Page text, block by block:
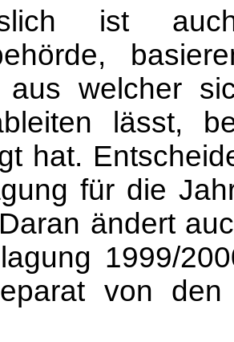
ist
aus welcher
lässt,
hat.
für die
ändert
1999/
von den